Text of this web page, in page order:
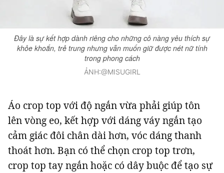
Đây là sự kết hợp dành riêng cho những cô nàng yêu thích sự
khỏe khoắn, trẻ trung nhưng vẫn muốn giữ được nét nữ tính
trong phong cách
ẢNH:@MISUGIRL
Áo crop top với độ ngắn vừa phải giúp tôn
lên vòng eo, kết hợp với dáng váy ngắn tạo
cảm giác đôi chân dài hơn, vóc dáng thanh
thoát hơn. Bạn có thể chọn crop top trơn,
crop top tay ngắn hoặc có dây buộc để tạo sự